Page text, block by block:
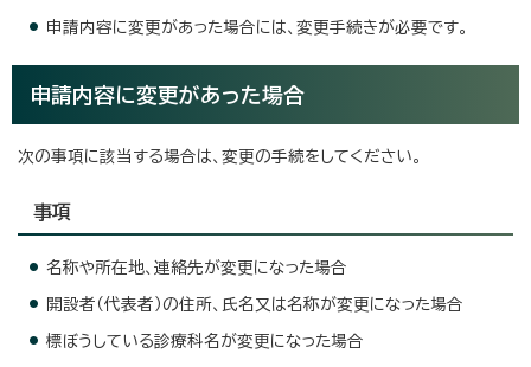
申請内容に変更があった場合には、変更手続きが必要です。
申請内容に変更があった場合
次の事項に該当する場合は、変更の手続をしてください。
事項
名称や所在地、連絡先が変更になった場合
開設者（代表者）の住所、氏名又は名称が変更になった場合
標ぼうしている診療科名が変更になった場合